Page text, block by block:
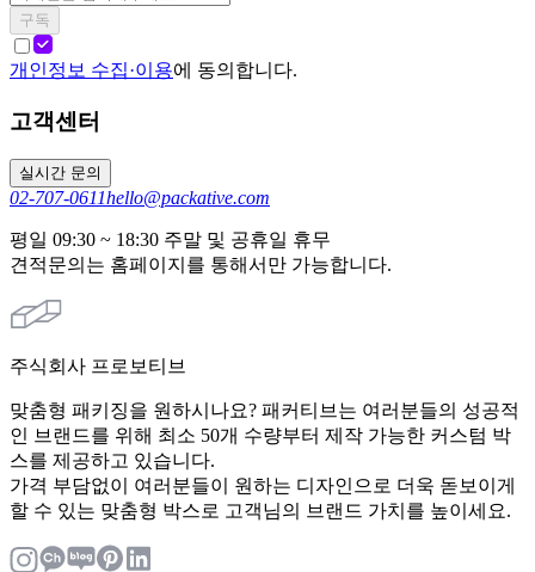
구독
개인정보 수집·이용에 동의합니다.
고객센터
실시간 문의
02-707-0611hello@packative.com
평일 09:30 ~ 18:30 주말 및 공휴일 휴무
견적문의는 홈페이지를 통해서만 가능합니다.
주식회사 프로보티브
맞춤형 패키징을 원하시나요? 패커티브는 여러분들의 성공적
인 브랜드를 위해 최소 50개 수량부터 제작 가능한 커스텀 박
스를 제공하고 있습니다.
가격 부담없이 여러분들이 원하는 디자인으로 더욱 돋보이게
할 수 있는 맞춤형 박스로 고객님의 브랜드 가치를 높이세요.